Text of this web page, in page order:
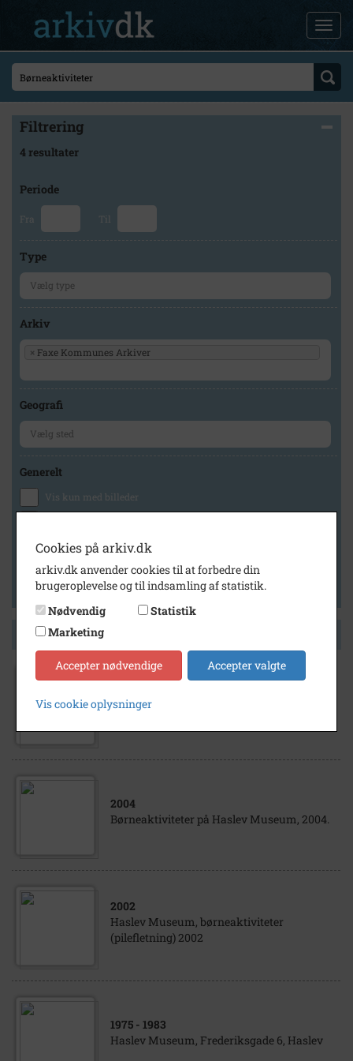
Filtrering
4 resultater
Periode
Fra Til
Type
Arkiv
× Faxe Kommunes Arkiver
Geografi
Generelt
Vis kun med billeder
Vis kun med lydklip
Vis kun med kilder
Vis kun med geo-tag
Side 1 af 1
2004
Storvask. Børneaktiviteter på Haslev
2004
Børneaktiviteter på Haslev Museum, 2004.
2002
Haslev Museum, børneaktiviteter
(pilefletning) 2002
1975 - 1983
Haslev Museum, Frederiksgade 6, Haslev
Cookies på arkiv.dk
arkiv.dk anvender cookies til at forbedre din
brugeroplevelse og til indsamling af statistik.
Nødvendig
Statistik
Marketing
Accepter nødvendige Accepter valgte
Vis cookie oplysninger